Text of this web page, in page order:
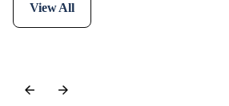
View All